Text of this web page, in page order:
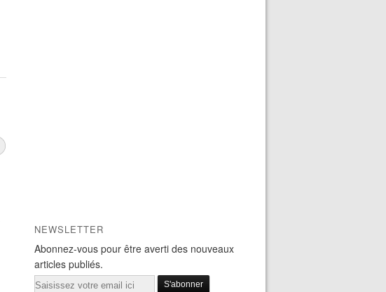
NEWSLETTER
Abonnez-vous pour être averti des nouveaux
articles publiés.
Email